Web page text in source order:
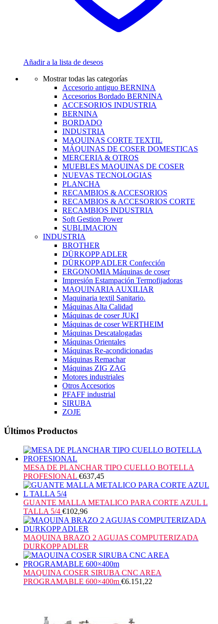
Añadir a la lista de deseos
Mostrar todas las categorías
Accesorio antiguo BERNINA
Accesorios Bordado BERNINA
ACCESORIOS INDUSTRIA
BERNINA
BORDADO
INDUSTRIA
MAQUINAS CORTE TEXTIL
MÁQUINAS DE COSER DOMESTICAS
MERCERIA & OTROS
MUEBLES MAQUINAS DE COSER
NUEVAS TECNOLOGIAS
PLANCHA
RECAMBIOS & ACCESORIOS
RECAMBIOS & ACCESORIOS CORTE
RECAMBIOS INDUSTRIA
Soft Gestion Power
SUBLIMACION
INDUSTRIA
BROTHER
DÜRKOPP ADLER
DÜRKOPP ADLER Confección
ERGONOMIA Máquinas de coser
Impresión Estampación Termofijadoras
MAQUINARIA AUXILIAR
Maquinaria textil Sanitario.
Máquinas Alta Calidad
Máquinas de coser JUKI
Máquinas de coser WERTHEIM
Máquinas Descatalogadas
Máquinas Orientales
Máquinas Re-acondicionadas
Máquinas Remachar
Máquinas ZIG ZAG
Motores industriales
Otros Accesorios
PFAFF industrial
SIRUBA
ZOJE
Últimos Productos
MESA DE PLANCHAR TIPO CUELLO BOTELLA
PROFESIONAL €637,45
GUANTE MALLA METALICO PARA CORTE AZUL L
TALLA 5/4 €102,96
MAQUINA BRAZO 2 AGUJAS COMPUTERIZADA
DURKOPP ADLER
MAQUINA COSER SIRUBA CNC AREA
PROGRAMABLE 600×400m €6.151,22